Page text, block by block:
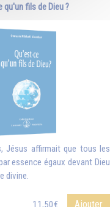
qu'un fils de Dieu ?
Jésus affirmait que tous les
essence égaux devant Dieu
divine.
11,50€ Ajouter